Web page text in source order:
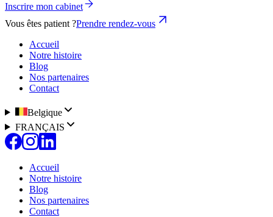
Inscrire mon cabinet
Vous êtes patient ?Prendre rendez-vous
Accueil
Notre histoire
Blog
Nos partenaires
Contact
Belgique
FRANÇAIS
Accueil
Notre histoire
Blog
Nos partenaires
Contact